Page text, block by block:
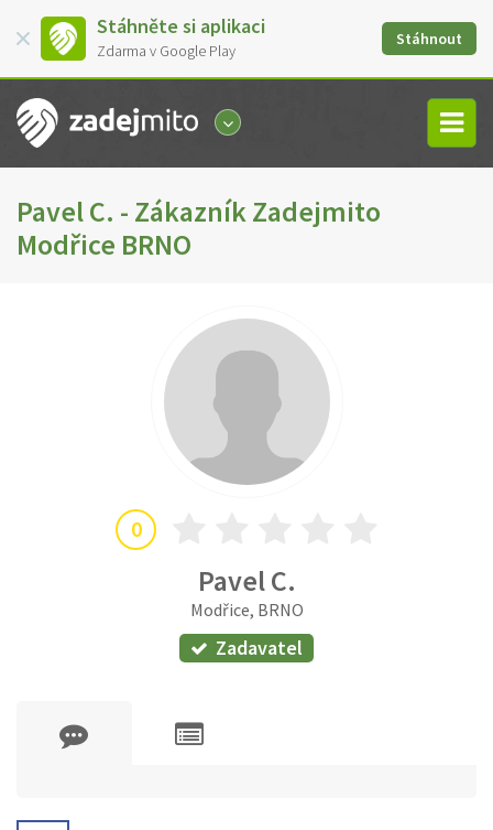
Stáhněte si aplikaci
Zdarma v Google Play
Stáhnout
Pavel C. - Zákazník Zadejmito
Modřice BRNO
0
Pavel C.
Modřice, BRNO
Zadavatel